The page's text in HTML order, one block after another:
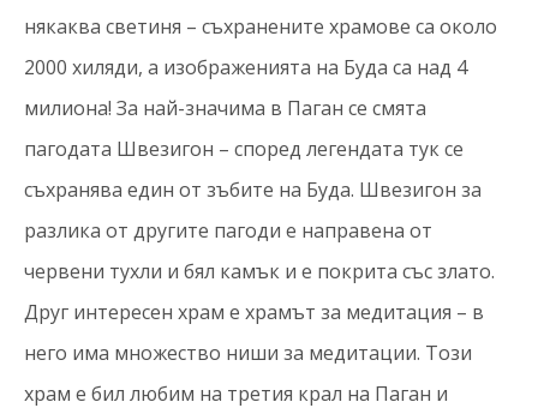
някаква светиня – съхранените храмове са около
2000 хиляди, а изображенията на Буда са над 4
милиона! За най-значима в Паган се смята
пагодата Швезигон – според легендата тук се
съхранява един от зъбите на Буда. Швезигон за
разлика от другите пагоди е направена от
червени тухли и бял камък и е покрита със злато.
Друг интересен храм е храмът за медитация – в
него има множество ниши за медитации. Този
храм е бил любим на третия крал на Паган и